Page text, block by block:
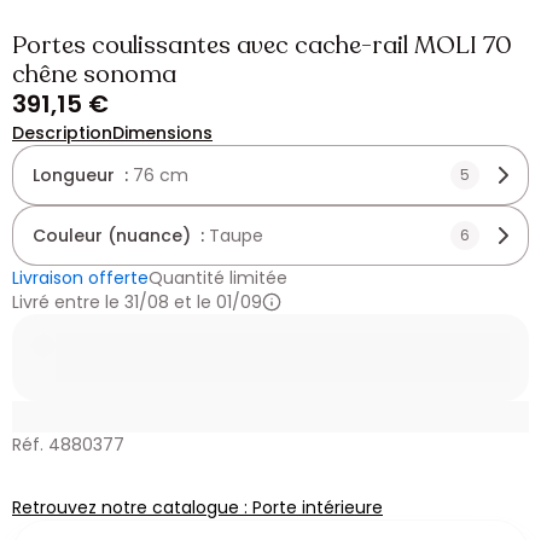
Portes coulissantes avec cache-rail MOLI 70
chêne sonoma
391,15 €
DescriptionDimensions
Longueur : 76 cm 5
Couleur (nuance) : Taupe 6
Livraison offerteQuantité limitée
Livré entre le 31/08 et le 01/09
Réf. 4880377
Retrouvez notre catalogue : Porte intérieure